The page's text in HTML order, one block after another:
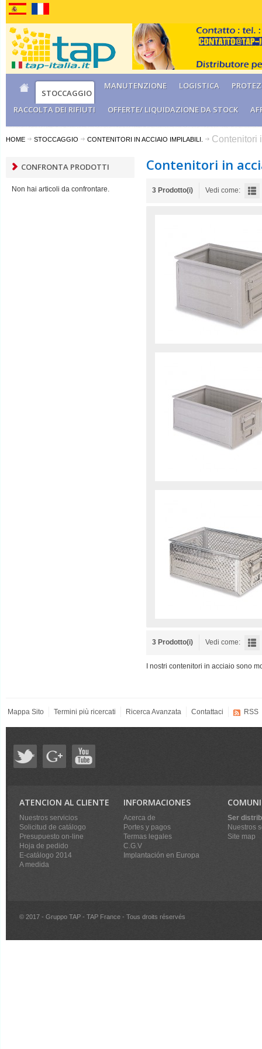
STOCCAGGIO
MANUTENZIONE LOGISTICA
RACCOLTA DEI RIFIUTI OFFERTE/ LIQUIDAZIONE DA STOCK
HOME STOCCAGGIO CONTENITORI IN ACCIAIO IMPILABILI. Contenitori
Contenitori in
3 Prodotto(i) Vedi come:
3 Prodotto(i) Vedi come:
I nostri contenitori in acciaio sono
CONFRONTA PRODOTTI
Non hai articoli da confrontare.
Mappa Sito Termini più ricercati Ricerca Avanzata Contattaci RSS
ATENCION AL CLIENTE
Nuestros servicios
Solicitud de catálogo
Presupuesto on-line
Hoja de pedido
E-catálogo 2014
A medida
INFORMACIONES
Acerca de
Portes y pagos
Termas legales
C.G.V
Implantación en Europa
Ser
Nuestros
Site map
© 2017 - Gruppo TAP - TAP France - Tous droits réservés